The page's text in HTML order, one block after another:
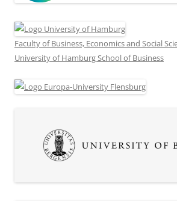
Faculty of Business, Economics and Social
University of Hamburg School of Business